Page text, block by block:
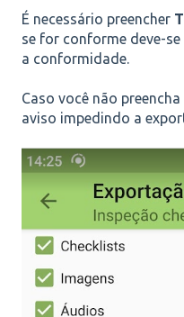
É necessário preencher
se for conforme deve-
a conformidade.
Caso você não
aviso impedindo a